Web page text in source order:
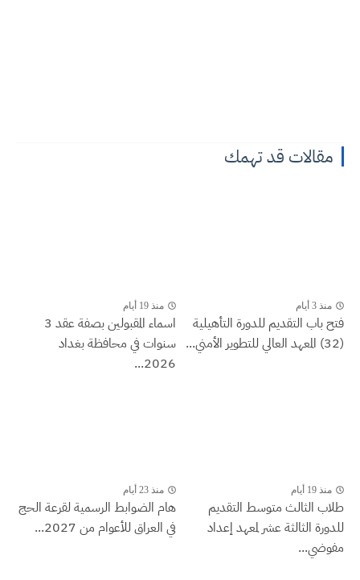
مقالات قد تهمك
منذ 3 أيام
فتح باب التقديم للدورة التأهيلية
(32) المعهد العالي للتطوير الأمني...
منذ 19 أيام
اسماء المقبولين بصفة عقد 3
سنوات في محافظة بغداد
2026...
منذ 19 أيام
طلاب الثالث متوسط التقديم
للدورة الثالثة عشر لمعهد إعداد
مفوضي...
منذ 23 أيام
هام الضوابط الرسمية لقرعة الحج
في العراق للأعوام من 2027...